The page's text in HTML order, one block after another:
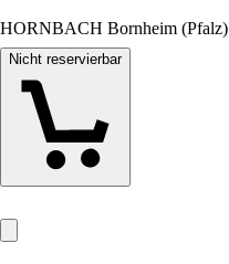
HORNBACH Bornheim (Pfalz)
Nicht reservierbar